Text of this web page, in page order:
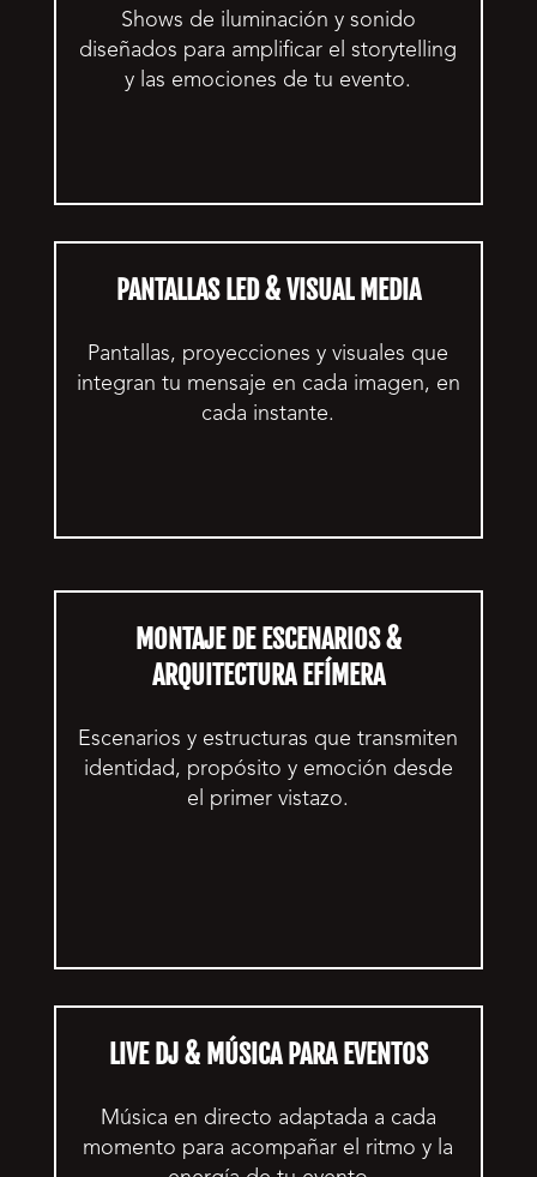
Shows de iluminación y sonido
diseñados para amplificar el storytelling
y las emociones de tu evento.
PANTALLAS LED & VISUAL MEDIA
Pantallas, proyecciones y visuales que
integran tu mensaje en cada imagen, en
cada instante.
MONTAJE DE ESCENARIOS &
ARQUITECTURA EFÍMERA
Escenarios y estructuras que transmiten
identidad, propósito y emoción desde
el primer vistazo.
LIVE DJ & MÚSICA PARA EVENTOS
Música en directo adaptada a cada
momento para acompañar el ritmo y la